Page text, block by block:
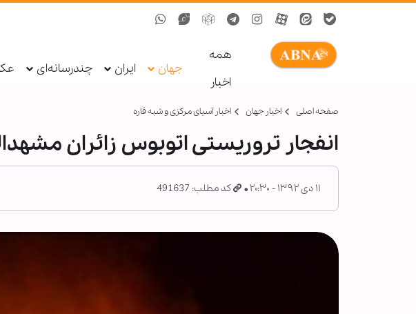
همه
اخبار
جهان ایران چندرسانه‌ای
صفحه اصلی اخبار جهان اخبار آسیای مرکزی و شبه قاره
انفجار تروریستی اتوبوس زائران
۱۱ دی ۱۳۹۲ - ۲۰:۳۰ کد مطلب: 491637